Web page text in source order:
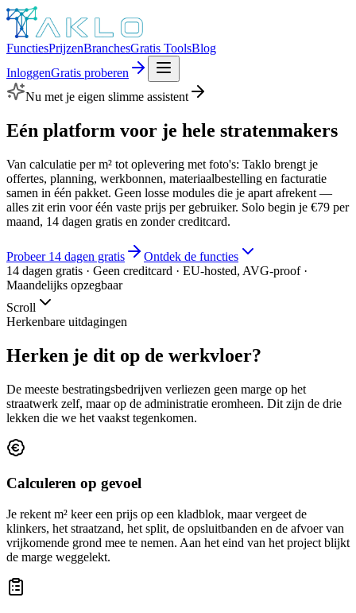
FunctiesPrijzenBranchesGratis ToolsBlog
InloggenGratis proberen
Nu met je eigen slimme assistent
Eén platform voor je hele stratenmakers
Van calculatie per m² tot oplevering met foto's: Taklo brengt je
offertes, planning, werkbonnen, materiaalbestelling en facturatie
samen in één pakket. Geen losse modules die je apart afrekent —
alles zit erin voor één vaste prijs per gebruiker. Solo begin je €79 per
maand, 14 dagen gratis en zonder creditcard.
Probeer 14 dagen gratis
Ontdek de functies
14 dagen gratis · Geen creditcard · EU-hosted, AVG-proof ·
Maandelijks opzegbaar
Scroll
Herkenbare uitdagingen
Herken je dit op de werkvloer?
De meeste bestratingsbedrijven verliezen geen marge op het
straatwerk zelf, maar op de administratie eromheen. Dit zijn de drie
lekken die we het vaakst tegenkomen.
Calculeren op gevoel
Je rekent m² keer een prijs op een kladblok, maar vergeet de
klinkers, het straatzand, het split, de opsluitbanden en de afvoer van
vrijkomende grond mee te nemen. Aan het eind van het project blijkt
de marge weggelekt.